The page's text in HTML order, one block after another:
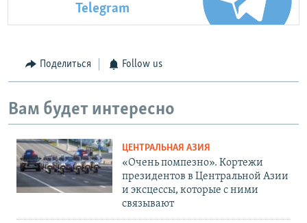
Telegram
Поделиться Follow us
Вам будет интересно
ЦЕНТРАЛЬНАЯ АЗИЯ
«Очень помпезно». Кортежи
президентов в Центральной Азии
и эксцессы, которые с ними
связывают